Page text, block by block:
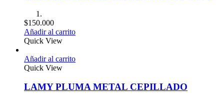
$150.000
Añadir al carrito
Quick View
Añadir al carrito
Quick View
LAMY PLUMA METAL CEPILLADO